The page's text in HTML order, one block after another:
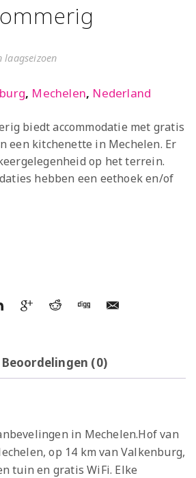
laagseizoen
, Mechelen, Nederland
biedt accommodatie met gratis
een kitchenette in Mechelen. Er
op het terrein.
hebben een eethoek en/of
Beoordelingen (0)
in Mechelen.Hof van
op 14 km van Valkenburg,
tuin en gratis WiFi. Elke